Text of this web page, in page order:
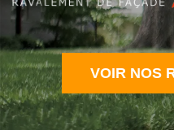
VOIR NOS